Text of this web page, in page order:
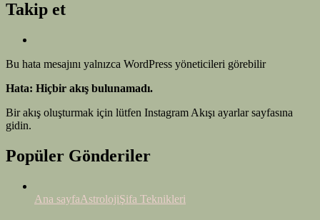
Takip et
Bu hata mesajını yalnızca WordPress yöneticileri görebilir
Hata: Hiçbir akış bulunamadı.
Bir akış oluşturmak için lütfen Instagram Akışı ayarlar sayfasına
gidin.
Popüler Gönderiler
Ana sayfaAstrolojiŞifa Teknikleri